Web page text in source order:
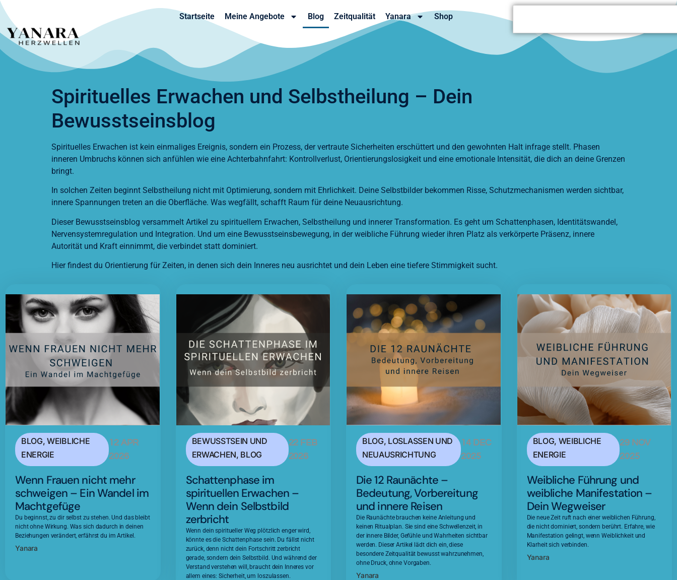
Startseite Meine Angebote Blog Zeitqualität Yanara Shop
Spirituelles Erwachen und Selbstheilung – Dein
Bewusstseinsblog
Spirituelles Erwachen ist kein einmaliges Ereignis, sondern ein Prozess, der vertraute Sicherheiten erschüttert und den gewohnten Halt infrage stellt. Phasen
inneren Umbruchs können sich anfühlen wie eine Achterbahnfahrt: Kontrollverlust, Orientierungslosigkeit und eine emotionale Intensität, die dich an deine Grenzen
bringt.
In solchen Zeiten beginnt Selbstheilung nicht mit Optimierung, sondern mit Ehrlichkeit. Deine Selbstbilder bekommen Risse, Schutzmechanismen werden sichtbar,
innere Spannungen treten an die Oberfläche. Was wegfällt, schafft Raum für deine Neuausrichtung.
Dieser Bewusstseinsblog versammelt Artikel zu spirituellem Erwachen, Selbstheilung und innerer Transformation. Es geht um Schattenphasen, Identitätswandel,
Nervensystemregulation und Integration. Und um eine Bewusstseinsbewegung, in der weibliche Führung wieder ihren Platz als verkörperte Präsenz, innere
Autorität und Kraft einnimmt, die verbindet statt dominiert.
Hier findest du Orientierung für Zeiten, in denen sich dein Inneres neu ausrichtet und dein Leben eine tiefere Stimmigkeit sucht.
BLOG,WEIBLICHE
ENERGIE
12 APR
2026
Wenn Frauen nicht mehr
schweigen – Ein Wandel im
Machtgefüge
Du beginnst, zu dir selbst zu stehen. Und das bleibt
nicht ohne Wirkung. Was sich dadurch in deinen
Beziehungen verändert, erfährst du im Artikel.
Yanara
BEWUSSTSEIN UND
ERWACHEN, BLOG
22 FEB
2026
Schattenphase im
spirituellen Erwachen –
Wenn dein Selbstbild
zerbricht
Wenn dein spiritueller Weg plötzlich enger wird,
könnte es die Schattenphase sein. Du fällst nicht
zurück, denn nicht dein Fortschritt zerbricht
gerade, sondern dein Selbstbild. Und während der
Verstand verstehen will, braucht dein Inneres vor
allem eines: Sicherheit, um loszulassen.
BLOG, LOSLASSEN UND
NEUAUSRICHTUNG
14 DEC
2025
Die 12 Raunächte –
Bedeutung, Vorbereitung
und innere Reisen
Die Raunächte brauchen keine Anleitung und
keinen Ritualplan. Sie sind eine Schwellenzeit, in
der innere Bilder, Gefühle und Wahrheiten sichtbar
werden. Dieser Artikel lädt dich ein, diese
besondere Zeitqualität bewusst wahrzunehmen,
ohne Druck, ohne Vorgaben.
Yanara
BLOG, WEIBLICHE
ENERGIE
29 NOV
2025
Weibliche Führung und
weibliche Manifestation –
Dein Wegweiser
Die neue Zeit ruft nach einer weiblichen Führung,
die nicht dominiert, sondern berührt. Erfahre, wie
Manifestation gelingt, wenn Weiblichkeit und
Klarheit sich verbinden.
Yanara